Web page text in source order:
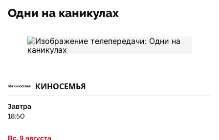
Одни на каникулах
КИНОСЕМЬЯ
Завтра
18:50
Вс, 9 августа